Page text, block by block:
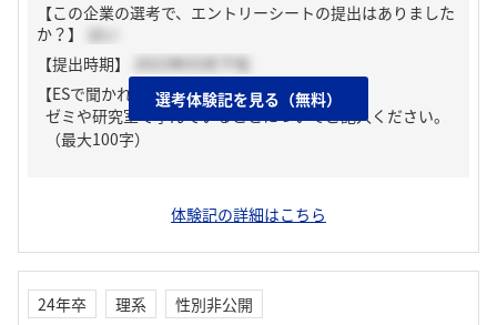
【この企業の選考で、エントリーシートの提出はありました
か？】
はい
【提出時期】
2023年03月下旬
【ESで聞かれた質問】
ゼミや研究室で学んでいることについてご記入ください。
（最大100字）
体験記の詳細はこちら
選考体験記を見る（無料）
24年卒 理系
性別非公開